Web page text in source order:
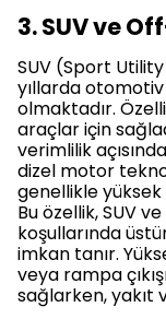
3. SUV ve
SUV (Sport
yıllarda
olmaktadır.
araçlar için
verimlilik
dizel motor
genellikle
Bu özellik, SUV
koşullarında
imkan tanır.
veya rampa
sağlarken, yakıt